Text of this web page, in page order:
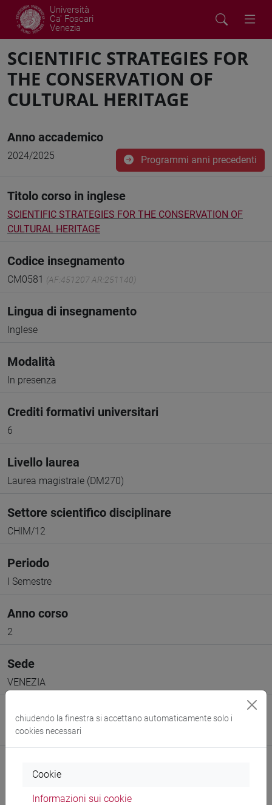
Università
Ca' Foscari
Venezia
SCIENTIFIC STRATEGIES FOR
THE CONSERVATION OF
CULTURAL HERITAGE
Anno accademico
2024/2025 Programmi anni precedenti
Titolo corso in inglese
SCIENTIFIC STRATEGIES FOR THE CONSERVATION OF
CULTURAL HERITAGE
Codice insegnamento
CM0581 (AF:451207 AR:251140)
Lingua di insegnamento
Inglese
Modalità
In presenza
Crediti formativi universitari
6
Livello laurea
Laurea magistrale (DM270)
Settore scientifico disciplinare
CHIM/12
Periodo
I Semestre
Anno corso
2
Sede
VENEZIA
Spazio Moodle
Link allo spazio del corso
chiudendo la finestra si accettano automaticamente solo i
cookies necessari
Cookie
Informazioni sui cookie